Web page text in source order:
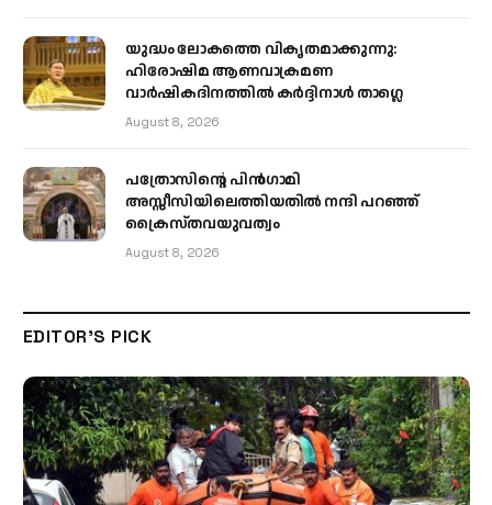
യുദ്ധം ലോകത്തെ വികൃതമാക്കുന്നു:
ഹിരോഷിമ ആണവാക്രമണ
വാർഷികദിനത്തിൽ കർദ്ദിനാൾ താഗ്ലെ
August 8, 2026
പത്രോസിന്റെ പിൻഗാമി
അസ്സീസിയിലെത്തിയതിൽ നന്ദി പറഞ്ഞ്
ക്രൈസ്തവയുവത്വം
August 8, 2026
EDITOR'S PICK